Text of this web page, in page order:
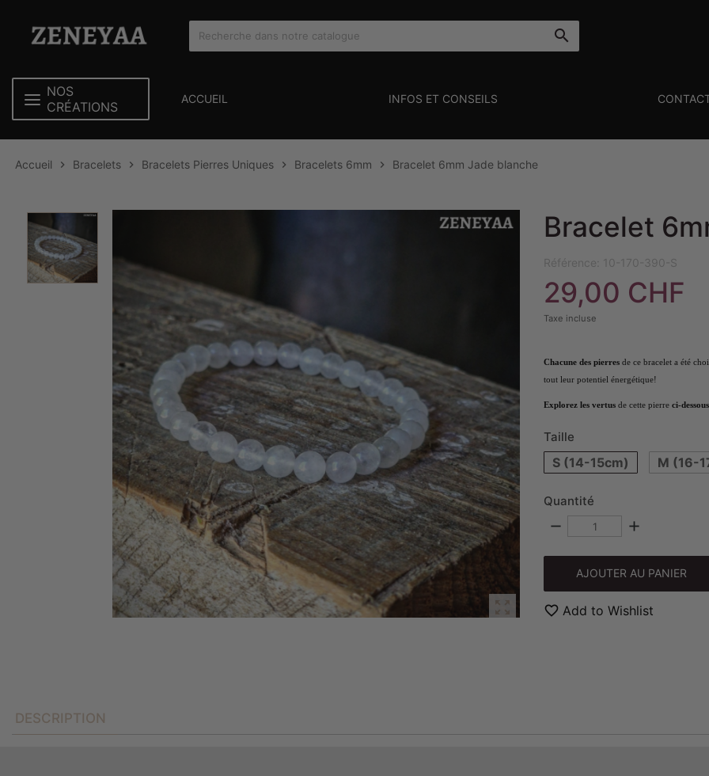

NOS
CRÉATIONS
ACCUEIL INFOS ET CONSEILS
Accueil  Bracelets  Bracelets Pierres Uniques  Bracelets 6mm  Bracelet 6mm Jade blanche

Bracelet
Référence: 10-170-390-S
29,00 CHF
Taxe incluse
Chacune des pierres de ce bracelet a été
tout leur potentiel énergétique!
Explorez les vertus de cette pierre ci-dessous
Taille
S (14-15cm) M (16-
Quantité
remove add
AJOUTER AU PANIER
favorite_border Add to Wishlist
DESCRIPTION